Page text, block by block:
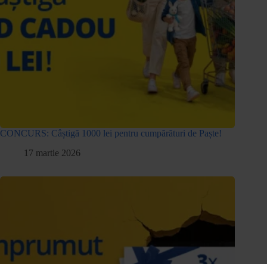
CONCURS: Câștigă 1000 lei pentru cumpărături de Paște!
17 martie 2026